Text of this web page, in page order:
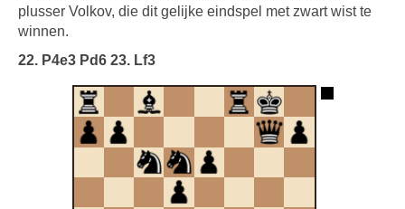
plusser Volkov, die dit gelijke eindspel met zwart wist te
winnen.
22. P4e3 Pd6 23. Lf3